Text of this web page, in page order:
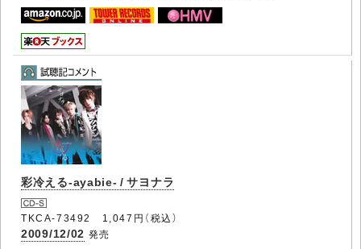
彩冷える-ayabie- / サヨナラ
TKCA-73492 1,047円（税込）
2009/12/02 発売